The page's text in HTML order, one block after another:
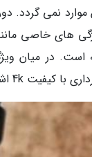
های خاصی
است. در میان